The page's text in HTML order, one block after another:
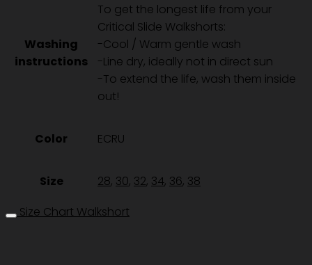
Washing
instructions
To get the longest life from your
Critical Slide Walkshorts:
-Cool / Warm gentle wash
-Line dry, ideally not in direct sun
-To extend the life, wash them inside
out!
Color ECRU
Size 28, 30, 32, 34, 36, 38
Size Chart Walkshort